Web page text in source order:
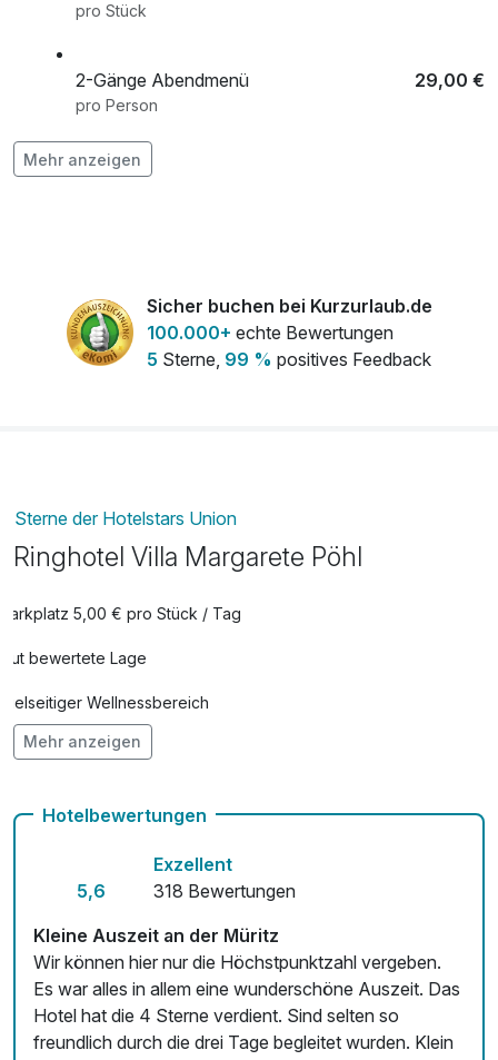
pro Stück
2-Gänge Abendmenü 29,00 €
pro Person
3-Gänge Abendmenü
Bad nach Wahl
pro Person (25 Minuten)
FLOATARIUM - eintauchen und
pro Stück (60 Minuten)
Ganz-Körpermassage
pro Person (50 Minuten)
RASUL - Orientalisches Pflegezeremoniell
pro Person (60 Minuten)
Rosenblütenbad für Zwei 70,00 €
pro Stück (40 Minuten)
Rückenmassage 49,00 €
Mehr anzeigen
Sicher buchen bei Kurzurlaub.de
100.000+ echte Bewertungen
5 Sterne, 99 % positives Feedback
Sterne der Hotelstars Union
Ringhotel Villa Margarete Pöhl
Parkplatz 5,00 € pro Stück / Tag
Gut bewertete Lage
Vielseitiger Wellnessbereich
Hunde im Hotel nicht erlaubt
Kostenloses W-LAN
Zimmerservice verfügbar
Mit Hotelbar
Mehr anzeigen
Hotelbewertungen
5,6
Exzellent
318 Bewertungen
Kleine Auszeit an der Müritz
Wir können hier nur die Höchstpunktzahl vergeben.
Es war alles in allem eine wunderschöne Auszeit. Das
Hotel hat die 4 Sterne verdient. Sind selten so
freundlich durch die drei Tage begleitet wurden. Klein